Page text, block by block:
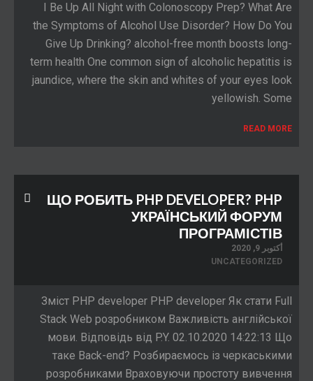
I Be Up All Night with Colonoscopy Prep? What Are
the Symptoms of Alcohol Use Disorder? How Do You
Give Up Drinking? alcohol-free month boosts long-
term health One common sign of alcoholic hepatitis is
jaundice, where the skin and whites of your eyes look
yellowish. Some
READ MORE
ЩО РОБИТЬ PHP DEVELOPER? PHP
УКРАЇНСЬКИЙ ФОРУМ
ПРОГРАМІСТІВ
أكتوبر 9, 2020
UNCATEGORIZED
Зміст PHP developer PHP developer Як стати Full
Stack Web розробником Важливість англійської
мови. Відповідь від P.Y. 02.10.2020 14:22:13 Що
таке Back-end? Розбираємось із черкаськими
розробниками Враховуючи простоту вивчення